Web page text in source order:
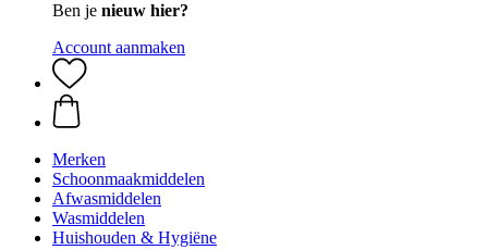
Ben je nieuw hier?
Account aanmaken
Merken
Schoonmaakmiddelen
Afwasmiddelen
Wasmiddelen
Huishouden & Hygiëne